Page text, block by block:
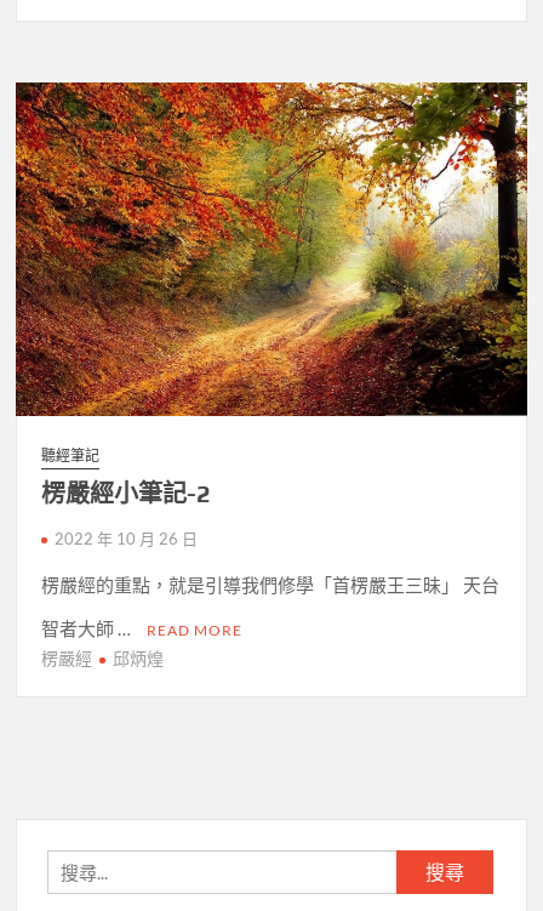
聽經筆記
楞嚴經小筆記-2
2022 年 10 月 26 日
楞嚴經的重點，就是引導我們修學「首楞嚴王三昧」 天台
智者大師 …
READ MORE
楞嚴經 邱炳煌
尋